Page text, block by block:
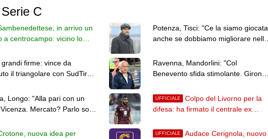
C
in arrivo un
a centrocampo: vicino lo
Potenza, Tisci: "Ce la siamo giocata
anche se dobbiamo migliorare nelle
firme: vince da
il triangolare con SudTirol
Ravenna, Mandorlini: "Col
Benevento sfida stimolante. Girone
Longo: "Alla pari con un
Mercato? Parlo solo
UFFICIALE
Colpo del Livorno per la
difesa: ha firmato il centrale ex
nuova idea per
UFFICIALE
Audace Cerignola, nuovo